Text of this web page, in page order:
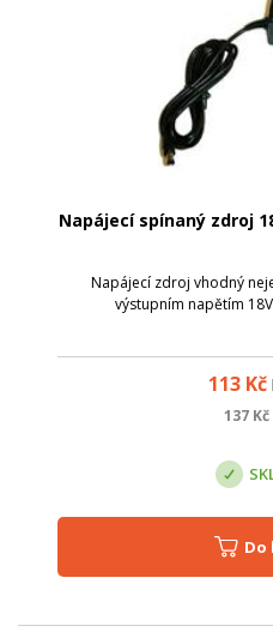
Napájecí spínaný zdroj
Napájecí zdroj vhodný
výstupním napětím
113Kč
137 Kč